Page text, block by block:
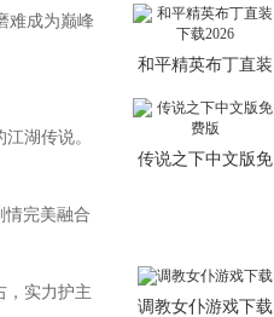
难成为巅峰
湖传说。
完美融合
实力护主
和平精英布丁直装
传说之下中文版免
调教女仆游戏下载